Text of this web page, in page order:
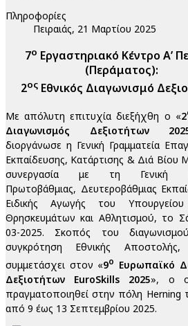
Πληροφορίες
Πειραιάς, 21 Μαρτίου 2025
7ο Εργαστηριακό Κέντρο Α’
(Περάματος):
2οςΕθνικός Διαγωνισμό
Με απόλυτη επιτυχία διεξήχθη ο «2
Διαγωνισμός Δεξιοτήτων
διοργάνωσε η Γενική Γραμματεία
Εκπαίδευσης, Κατάρτισης & Διά Βίου
συνεργασία με τη Γενική
Πρωτοβάθμιας, Δευτεροβάθμιας
Ειδικής Αγωγής του Υπουργείου
Θρησκευμάτων και Αθλητισμού, το
03-2025. Σκοπός του
συγκρότηση Εθνικής
συμμετάσχει στον «9ο Ευρωπαϊκό
Δεξιοτήτων EuroSkills 2025», ο
πραγματοποιηθεί στην πόλη Herning
από 9 έως 13 Σεπτεμβρίου 2025.